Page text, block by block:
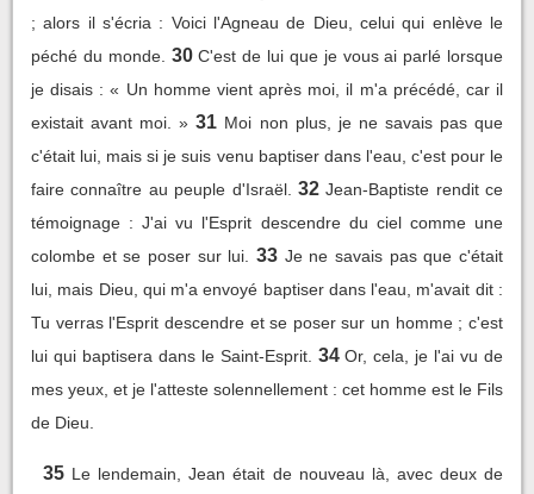
; alors il s'écria : Voici l'Agneau de Dieu, celui qui enlève le
péché du monde. 30 C'est de lui que je vous ai parlé lorsque
je disais : « Un homme vient après moi, il m'a précédé, car il
existait avant moi. » 31 Moi non plus, je ne savais pas que
c'était lui, mais si je suis venu baptiser dans l'eau, c'est pour le
faire connaître au peuple d'Israël. 32 Jean-Baptiste rendit ce
témoignage : J'ai vu l'Esprit descendre du ciel comme une
colombe et se poser sur lui.
33 Je ne savais pas que c'était
lui, mais Dieu, qui m'a envoyé baptiser dans l'eau, m'avait dit :
Tu verras l'Esprit descendre et se poser sur un homme ; c'est
lui qui baptisera dans le Saint-Esprit. 34 Or, cela, je l'ai vu de
mes yeux, et je l'atteste solennellement : cet homme est le Fils
de Dieu.
35 Le lendemain, Jean était de nouveau là, avec deux de